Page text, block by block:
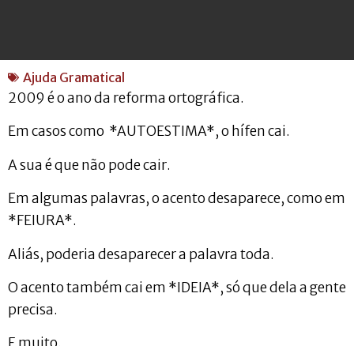
Ajuda Gramatical
2009 é o ano da reforma ortográfica.
Em casos como *AUTOESTIMA*, o hífen cai.
A sua é que não pode cair.
Em algumas palavras, o acento desaparece, como em
*FEIURA*.
Aliás, poderia desaparecer a palavra toda.
O acento também cai em *IDEIA*, só que dela a gente
precisa.